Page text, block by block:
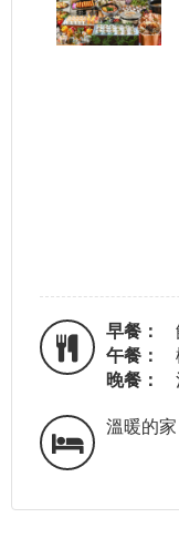
早餐：
午餐：
晚餐：
溫暖的家